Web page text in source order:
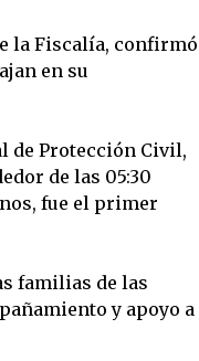
la Fiscalía, confirmó
en su
de Protección Civil,
de las 05:30
fue el primer
familias de las
y apoyo a